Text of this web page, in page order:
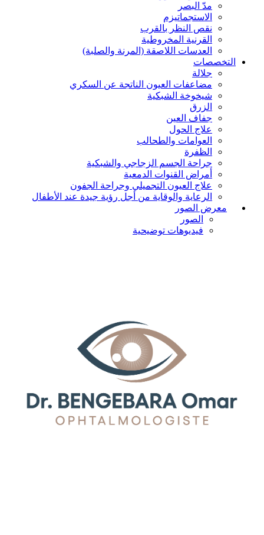
مدّ البصر
الاستجماتيزم
نقص النظر بالقرب
القرنية المخروطية
العدسات اللاصقة (المرنة والصلبة)
التخصصات
جلالة
مضاعفات العيون الناتجة عن السكري
شيخوخة الشبكية
الزرق
جفاف العين
علاج الحول
العوامات والطحالب
الظفرة
جراحة الجسم الزجاجي والشبكية
أمراض القنوات الدمعية
علاج العيون التجميلي وجراحة الجفون
الرعاية والوقاية من أجل رؤية جيدة عند الأطفال
معرض الصور
الصور
فيديوهات توضيحية